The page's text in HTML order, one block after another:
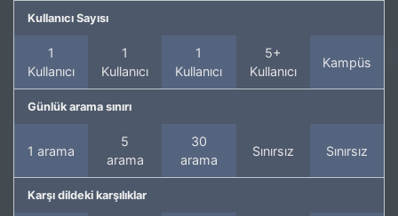
Kullanıcı Sayısı
1
Kullanıcı
1
Kullanıcı
1
Kullanıcı
5+
Kullanıcı
Kampüs
Günlük arama sınırı
1 arama
5
arama
30
arama
Sınırsız Sınırsız
Karşı dildeki karşılıklar